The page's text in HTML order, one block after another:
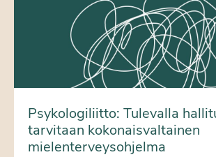
Psykologiliitto: Tulevalla
tarvitaan kokonaisvaltainen
mielenterveysohjelma